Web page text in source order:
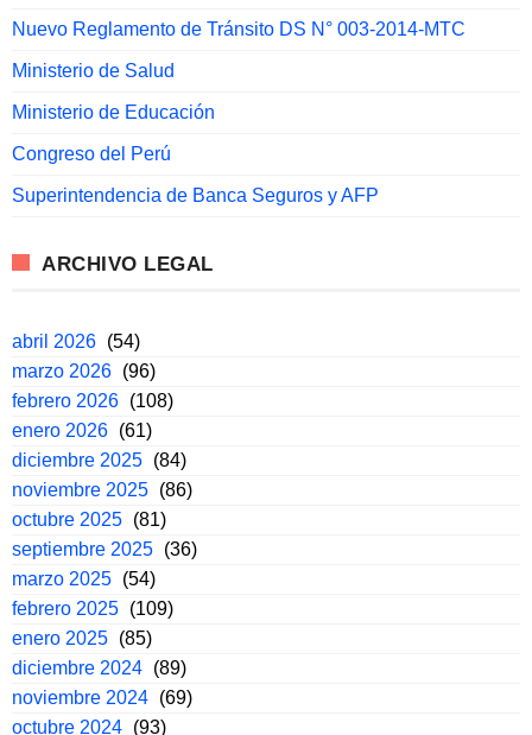
Nuevo Reglamento de Tránsito DS N° 003-2014-MTC
Ministerio de Salud
Ministerio de Educación
Congreso del Perú
Superintendencia de Banca Seguros y AFP
ARCHIVO LEGAL
abril 2026 (54)
marzo 2026 (96)
febrero 2026 (108)
enero 2026 (61)
diciembre 2025 (84)
noviembre 2025 (86)
octubre 2025 (81)
septiembre 2025 (36)
marzo 2025 (54)
febrero 2025 (109)
enero 2025 (85)
diciembre 2024 (89)
noviembre 2024 (69)
octubre 2024 (93)